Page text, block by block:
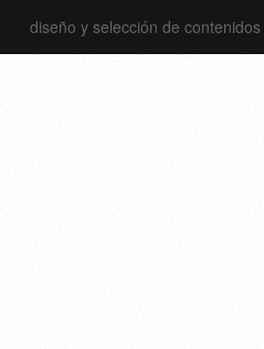
diseño y selección de contenidos